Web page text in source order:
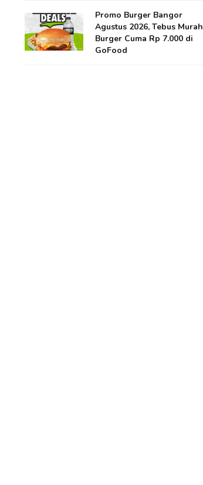
Promo Burger Bangor
Agustus 2026, Tebus Murah
Burger Cuma Rp 7.000 di
GoFood